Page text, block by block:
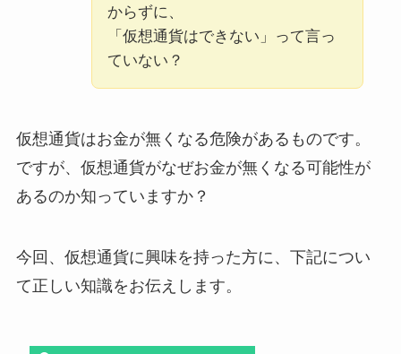
からずに、
「仮想通貨はできない」って言っ
ていない？
仮想通貨はお金が無くなる危険があるものです。
ですが、仮想通貨がなぜお金が無くなる可能性が
あるのか知っていますか？
今回、仮想通貨に興味を持った方に、下記につい
て正しい知識をお伝えします。